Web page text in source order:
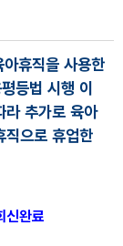
휴직을 사용한
등법 시행 이
추가로 육아
직으로 휴업한
신완료